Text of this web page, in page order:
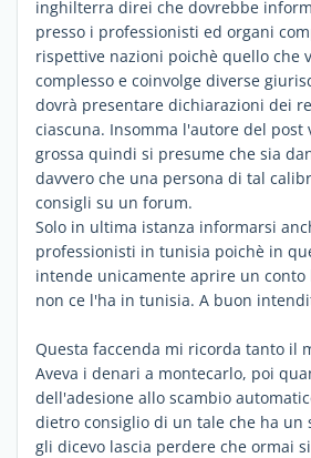
inghilterra direi che dovrebbe
presso i professionisti ed organi
rispettive nazioni poichè quello che
complesso e coinvolge diverse
dovrà presentare dichiarazioni dei
ciascuna. Insomma l'autore del post
grossa quindi si presume che sia
davvero che una persona di tal
consigli su un forum.
Solo in ultima istanza informarsi
professionisti in tunisia poichè in
intende unicamente aprire un conto
non ce l'ha in tunisia. A buon
Questa faccenda mi ricorda tanto il
Aveva i denari a montecarlo, poi
dell'adesione allo scambio
dietro consiglio di un tale che ha un
gli dicevo lascia perdere che ormai